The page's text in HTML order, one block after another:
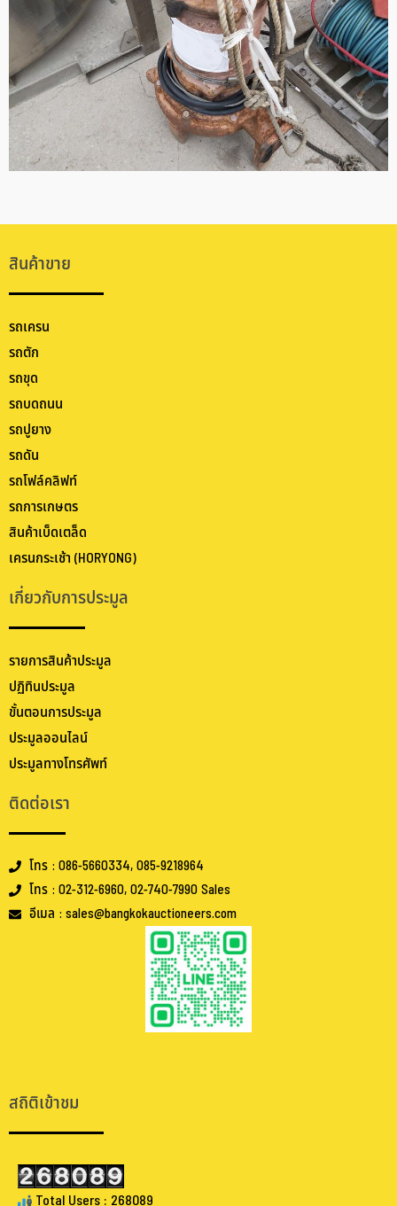
สินค้าขาย
รถเครน
รถตัก
รถขุด
รถบดถนน
รถปูยาง
รถดัน
รถโฟล์คลิฟท์
รถการเกษตร
สินค้าเบ็ดเตล็ด
เครนกระเช้า (HORYONG)
เกี่ยวกับการประมูล
รายการสินค้าประมูล
ปฏิทินประมูล
ขั้นตอนการประมูล
ประมูลออนไลน์
ประมูลทางโทรศัพท์
ติดต่อเรา
โทร : 086-5660334, 085-9218964
โทร : 02-312-6960, 02-740-7990 Sales
อีเมล : sales@bangkokauctioneers.com
สถิติเข้าชม
Total Users : 268089